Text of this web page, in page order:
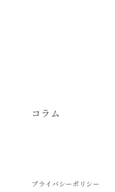
コラム
プライバシーポリシー